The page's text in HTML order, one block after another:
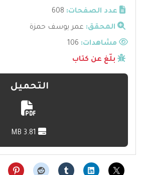
عدد الصفحات: 608
المحقق: عمر يوسف حمزة
مشاهدات:
بلّغ عن كتاب
التحميل